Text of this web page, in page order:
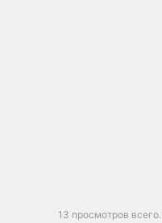
13 просмотров всего.